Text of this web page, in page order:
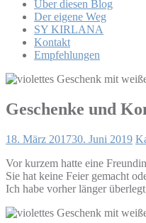
Über diesen Blog
Der eigene Weg
SY KIRLANA
Kontakt
Empfehlungen
Geschenke und
18. März 201730. Juni 2019
Vor kurzem hatte eine
Sie hat keine Feier gemacht
Ich habe vorher länger